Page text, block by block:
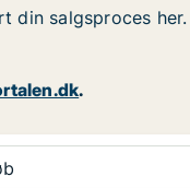
din salgsproces
.